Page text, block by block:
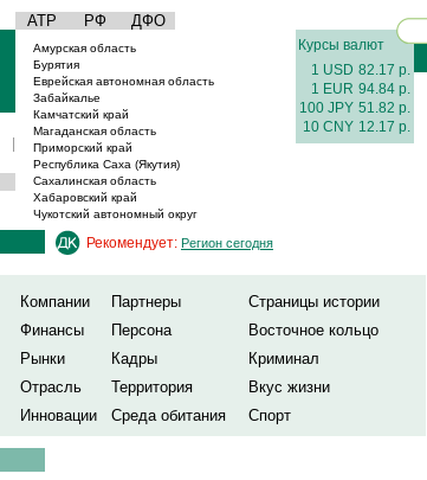
АТР РФ ДФО
|
Амурская область
Бурятия
Еврейская автономная область
Забайкалье
Камчатский край
Магаданская область
Приморский край
Республика Саха (Якутия)
Сахалинская область
Хабаровский край
Чукотский автономный округ
Курсы валют
1 USD 82.17 р.
1 EUR 94.84 р.
100 JPY 51.82 р.
10 CNY 12.17 р.
Рекомендует: Регион сегодня
Компании Партнеры
Страницы истории
Финансы Персона
Восточное кольцо
Рынки Кадры
Криминал
Отрасль Территория
Вкус жизни
Инновации Среда обитания Спорт